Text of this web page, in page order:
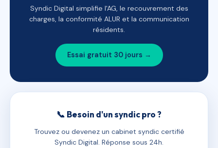
Syndic Digital simplifie l'AG, le recouvrement des
charges, la conformité ALUR et la communication
résidents.
Essai gratuit 30 jours →
📞 Besoin d'un syndic pro ?
Trouvez ou devenez un cabinet syndic certifié
Syndic Digital. Réponse sous 24h.